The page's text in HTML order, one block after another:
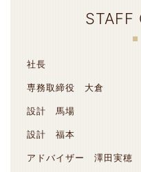
STAFF
社長
専務取締役 大倉
設計 馬場
設計 福本
アドバイザー 澤田実穂